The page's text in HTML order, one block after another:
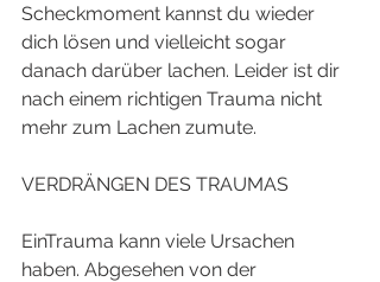
Scheckmoment kannst du wieder
dich lösen und vielleicht sogar
danach darüber lachen. Leider ist dir
nach einem richtigen Trauma nicht
mehr zum Lachen zumute.
VERDRÄNGEN DES TRAUMAS
EinTrauma kann viele Ursachen
haben. Abgesehen von der